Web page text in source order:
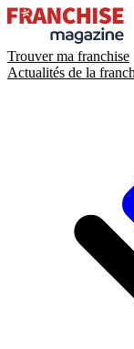
Trouver ma franchise
Actualités de la